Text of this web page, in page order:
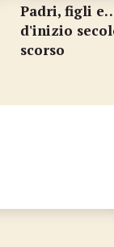
Padri, figli
d'inizio
scorso